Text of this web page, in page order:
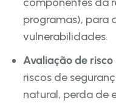
programas), para
vulnerabilidades.
Avaliação de risco
riscos de
natural, perda de